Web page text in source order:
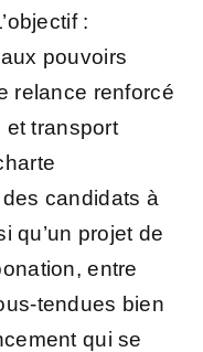
:
pouvoirs
relance renforcé
et transport
des candidats à
qu’un projet de
entre
tendues bien
qui se